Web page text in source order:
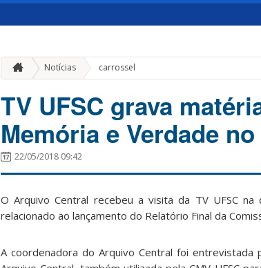
Notícias carrossel
TV UFSC grava
Memória e Verdade
22/05/2018 09:42
O Arquivo Central recebeu a visita da TV UFSC
relacionado ao lançamento do Relatório Final da
A coordenadora do Arquivo Central foi entrevistada